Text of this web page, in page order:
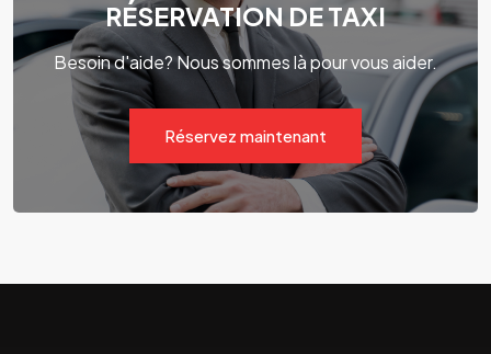
RÉSERVATION DE TAXI
Besoin d'aide? Nous sommes là pour vous aider.
Réservez maintenant